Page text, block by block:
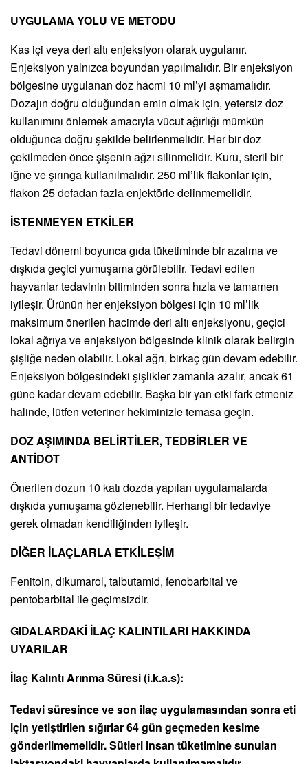
UYGULAMA YOLU VE METODU
Kas içi veya deri altı enjeksiyon olarak uygulanır.
Enjeksiyon yalnızca boyundan yapılmalıdır. Bir enjeksiyon
bölgesine uygulanan doz hacmi 10 ml’yi aşmamalıdır.
Dozajın doğru olduğundan emin olmak için, yetersiz doz
kullanımını önlemek amacıyla vücut ağırlığı mümkün
olduğunca doğru şekilde belirlenmelidir. Her bir doz
çekilmeden önce şişenin ağzı silinmelidir. Kuru, steril bir
iğne ve şırınga kullanılmalıdır. 250 ml’lik flakonlar için,
flakon 25 defadan fazla enjektörle delinmemelidir.
İSTENMEYEN ETKİLER
Tedavi dönemi boyunca gıda tüketiminde bir azalma ve
dışkıda geçici yumuşama görülebilir. Tedavi edilen
hayvanlar tedavinin bitiminden sonra hızla ve tamamen
iyileşir. Ürünün her enjeksiyon bölgesi için 10 ml’lik
maksimum önerilen hacimde deri altı enjeksiyonu, geçici
lokal ağrıya ve enjeksiyon bölgesinde klinik olarak belirgin
şişliğe neden olabilir. Lokal ağrı, birkaç gün devam edebilir.
Enjeksiyon bölgesindeki şişlikler zamanla azalır, ancak 61
güne kadar devam edebilir. Başka bir yan etki fark etmeniz
halinde, lütfen veteriner hekiminizle temasa geçin.
DOZ AŞIMINDA BELİRTİLER, TEDBİRLER VE
ANTİDOT
Önerilen dozun 10 katı dozda yapılan uygulamalarda
dışkıda yumuşama gözlenebilir. Herhangi bir tedaviye
gerek olmadan kendiliğinden iyileşir.
DİĞER İLAÇLARLA ETKİLEŞİM
Fenitoin, dikumarol, talbutamid, fenobarbital ve
pentobarbital ile geçimsizdir.
GIDALARDAKİ İLAÇ KALINTILARI HAKKINDA
UYARILAR
İlaç Kalıntı Arınma Süresi (i.k.a.s):
Tedavi süresince ve son ilaç uygulamasından sonra eti
için yetiştirilen sığırlar 64 gün geçmeden kesime
gönderilmemelidir. Sütleri insan tüketimine sunulan